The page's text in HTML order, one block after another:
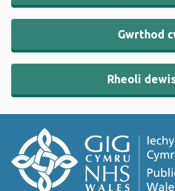
Gwrthod
Rheoli